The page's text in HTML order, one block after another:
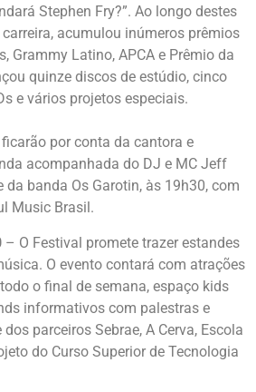
Stephen Fry?”. Ao longo destes
acumulou inúmeros prêmios
Grammy Latino, APCA e Prêmio da
quinze discos de estúdio, cinco
e vários projetos especiais.
por conta da cantora e
acompanhada do DJ e MC Jeff
da banda Os Garotin, às 19h30, com
Music Brasil.
– O Festival promete trazer estandes
O evento contará com atrações
o final de semana, espaço kids
informativos com palestras e
parceiros Sebrae, A Cerva, Escola
do Curso Superior de Tecnologia